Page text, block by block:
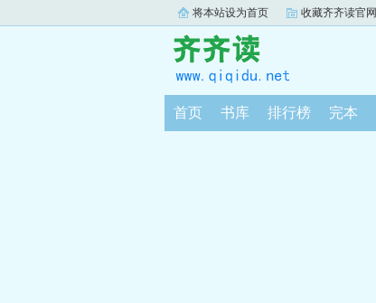
将本站设为首页 收藏齐齐读官网
首页 书库 排行榜 完本